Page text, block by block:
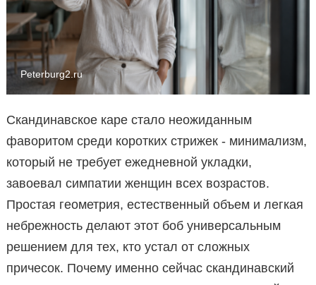
Peterburg2.ru
Скандинавское каре стало неожиданным
фаворитом среди коротких стрижек - минимализм,
который не требует ежедневной укладки,
завоевал симпатии женщин всех возрастов.
Простая геометрия, естественный объем и легкая
небрежность делают этот боб универсальным
решением для тех, кто устал от сложных
причесок. Почему именно сейчас скандинавский